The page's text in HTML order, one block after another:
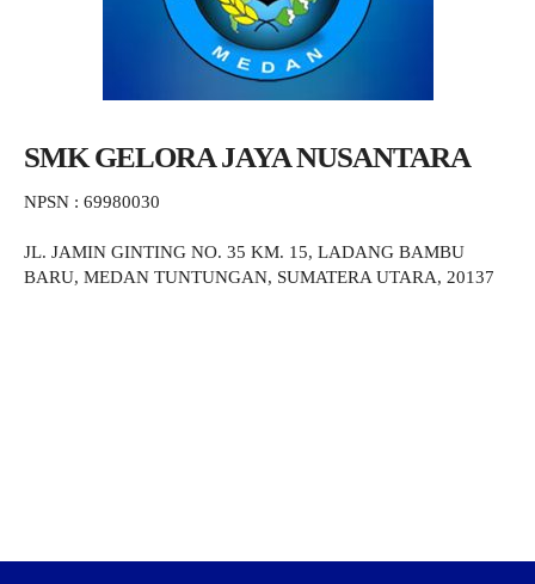
SMK GELORA JAYA NUSANTARA
NPSN : 69980030
JL. JAMIN GINTING NO. 35 KM. 15, LADANG BAMBU
BARU, MEDAN TUNTUNGAN, SUMATERA UTARA, 20137